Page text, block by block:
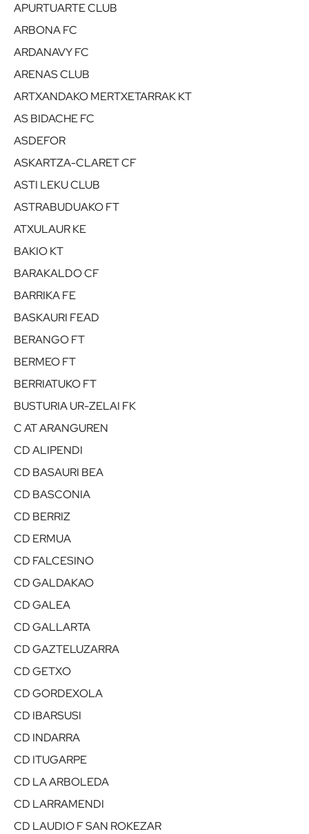
APURTUARTE CLUB
ARBONA FC
ARDANAVY FC
ARENAS CLUB
ARTXANDAKO MERTXETARRAK KT
AS BIDACHE FC
ASDEFOR
ASKARTZA-CLARET CF
ASTI LEKU CLUB
ASTRABUDUAKO FT
ATXULAUR KE
BAKIO KT
BARAKALDO CF
BARRIKA FE
BASKAURI FEAD
BERANGO FT
BERMEO FT
BERRIATUKO FT
BUSTURIA UR-ZELAI FK
C AT ARANGUREN
CD ALIPENDI
CD BASAURI BEA
CD BASCONIA
CD BERRIZ
CD ERMUA
CD FALCESINO
CD GALDAKAO
CD GALEA
CD GALLARTA
CD GAZTELUZARRA
CD GETXO
CD GORDEXOLA
CD IBARSUSI
CD INDARRA
CD ITUGARPE
CD LA ARBOLEDA
CD LARRAMENDI
CD LAUDIO F SAN ROKEZAR